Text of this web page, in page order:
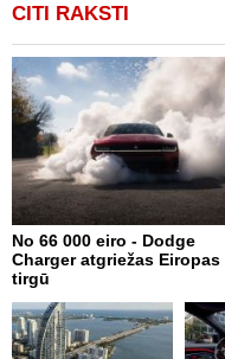
CITI RAKSTI
No 66 000 eiro - Dodge
Charger atgriežas Eiropas
tirgū